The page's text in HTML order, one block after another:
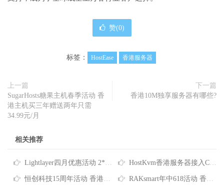
赞(0)
标签： HostEase 香港服务器
上一篇
SugarHosts糖果主机春季活动 香
港主机买三年赠送两年只需
34.99元/月
下一篇
香港10M独享服务器有哪些?
相关推荐
Lightlayer四月优惠活动 2*E5-2678V3香港服务器低至$165/月 HostKvm香港服务器接入CNIX网络 八折优惠每月$156起
恒创科技15周年活动 香港云服务器4折仅需73元/月 香港服务器低至390元/月 RAKsmart年中618活动 香港服务器/站群服务器/大带宽服务器/高防服务器全场6.1折